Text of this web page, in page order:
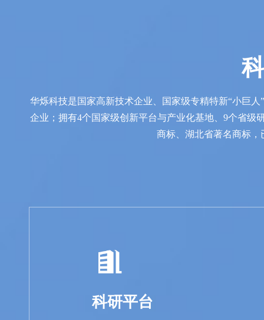
华烁科技是国家高新技术企业、国家级专精特新“小巨
企业；拥有4个国家级创新平台与产业化基地、9个省级
商标、湖北省著名商标
科研平台